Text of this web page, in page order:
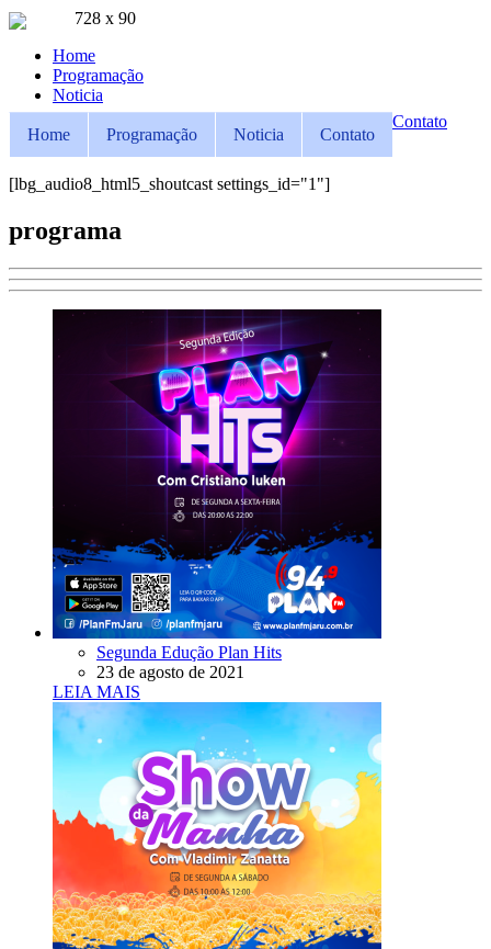
728 x 90
Home Programação Noticia Contato
Home
Programação
Noticia
Contato
[lbg_audio8_html5_shoutcast settings_id="1"]
programa
Segunda Edução Plan Hits
23 de agosto de 2021
LEIA MAIS